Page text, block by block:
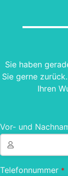
Sie haben
Sie gerne
Ihren
Vor- und
Telefonnummer *